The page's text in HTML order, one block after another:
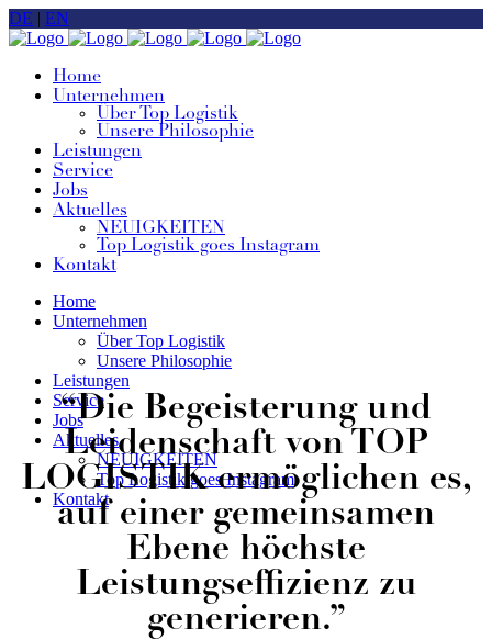
DE | EN
Home
Unternehmen
Über Top Logistik
Unsere Philosophie
Leistungen
Service
Jobs
Aktuelles
NEUIGKEITEN
Top Logistik goes Instagram
Kontakt
Home
Unternehmen
Über Top Logistik
Unsere Philosophie
Leistungen
Service
Jobs
Aktuelles
NEUIGKEITEN
Top Logistik goes Instagram
Kontakt
“Die Begeisterung und
Leidenschaft von TOP
LOGISTIK ermöglichen es,
auf einer gemeinsamen
Ebene höchste
Leistungseffizienz zu
generieren.”